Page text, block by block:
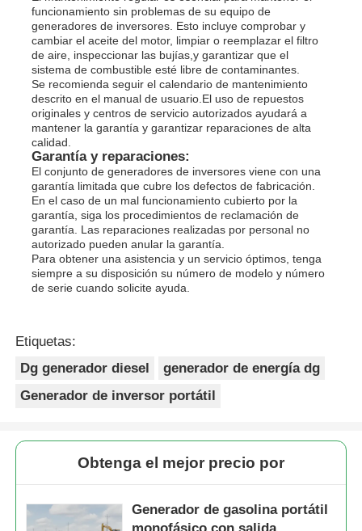
funcionamiento sin problemas de su equipo de
generadores de inversores. Esto incluye comprobar y
cambiar el aceite del motor, limpiar o reemplazar el filtro
de aire, inspeccionar las bujías,y garantizar que el
sistema de combustible esté libre de contaminantes.
Se recomienda seguir el calendario de mantenimiento
descrito en el manual de usuario.El uso de repuestos
originales y centros de servicio autorizados ayudará a
mantener la garantía y garantizar reparaciones de alta
calidad.
Garantía y reparaciones:
El conjunto de generadores de inversores viene con una
garantía limitada que cubre los defectos de fabricación.
En el caso de un mal funcionamiento cubierto por la
garantía, siga los procedimientos de reclamación de
garantía. Las reparaciones realizadas por personal no
autorizado pueden anular la garantía.
Para obtener una asistencia y un servicio óptimos, tenga
siempre a su disposición su número de modelo y número
de serie cuando solicite ayuda.
Etiquetas:
Dg generador diesel
generador de energía dg
Generador de inversor portátil
Obtenga el mejor precio por
Generador de gasolina portátil